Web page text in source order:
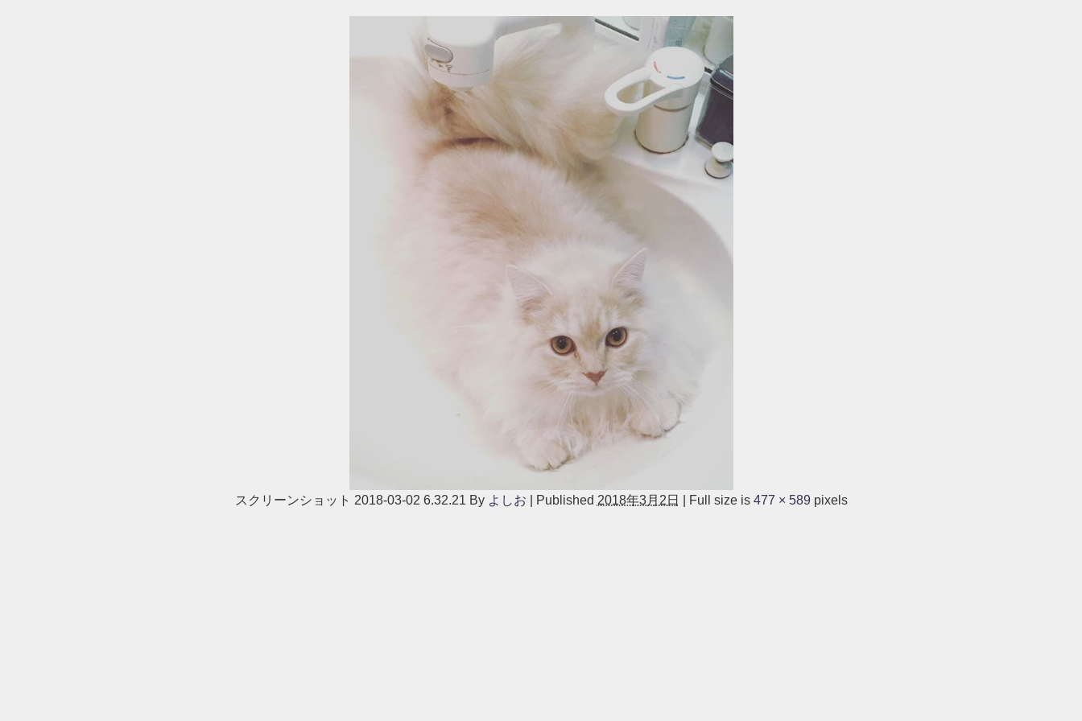
スクリーンショット 2018-03-02 6.32.21 By よしお Published 2018年3月2日 Full size is 477 × 589 pixels